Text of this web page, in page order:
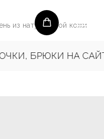
из натуральной кожи
БРЮКИ НА САЙТЕ